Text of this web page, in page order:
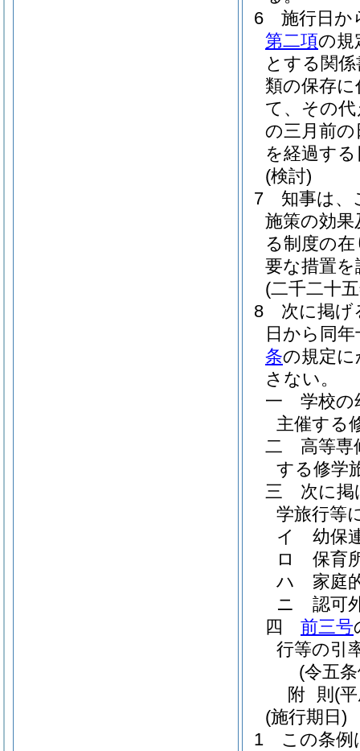
6
施行日か
第二項の規
とする関
類の保存
て、その
の三月前
を経過す
(検討)
7
知事は、
施策の効
る制度の
要な措置
(二千二十
8
次に掲げ
日から同
条の規定
さない。
一
学校の
主催する
二
高等専
する修学
三
次に掲
学旅行等
イ
幼保
ロ
保育
ハ
家庭
ニ
認可
四
前三号
行等の引
(令五
附 則 (
(施行期日)
1
この条例